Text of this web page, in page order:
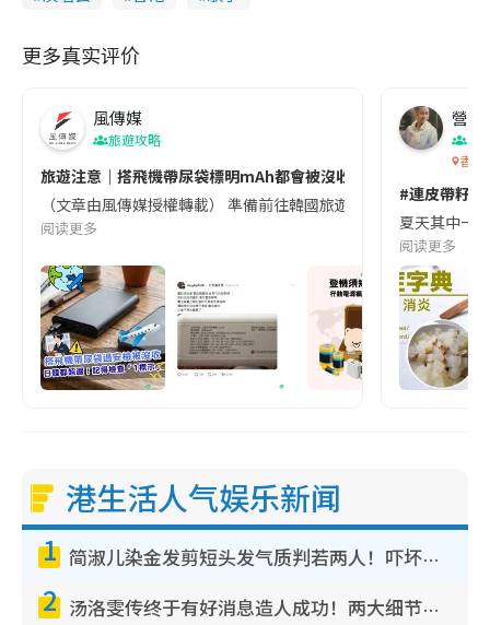
更多真实评价
風傳媒
旅遊攻略
旅遊注意｜搭飛機帶尿袋標明mAh都會被沒收😱出發前切記檢查
（文章由風傳媒授權轉載） 準備前往韓國旅遊的民眾，近期要
阅读更多
營養
香港
#連皮帶籽
夏天其中一
阅读更多
港生活人气娱乐新闻
1 简淑儿染金发剪短头发气质判若两人！吓坏老公麦大力都认不出：“你做什么？”
2 汤洛雯传终于有好消息造人成功！两大细节曝孕味极浓引猜测：大肚婆先会咁！